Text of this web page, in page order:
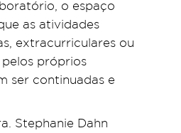
o espaço
as atividades
extracurriculares ou
próprios
ser continuadas e
Stephanie Dahn